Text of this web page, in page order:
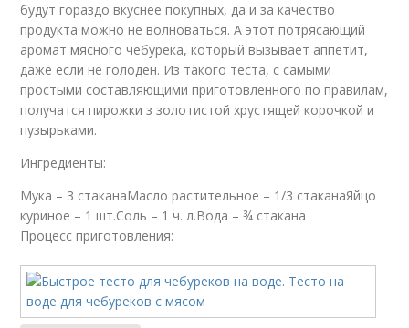
будут гораздо вкуснее покупных, да и за качество
продукта можно не волноваться. А этот потрясающий
аромат мясного чебурека, который вызывает аппетит,
даже если не голоден. Из такого теста, с самыми
простыми составляющими приготовленного по правилам,
получатся пирожки з золотистой хрустящей корочкой и
пузырьками.
Ингредиенты:
Мука – 3 стаканаМасло растительное – 1/3 стаканаЯйцо
куриное – 1 шт.Соль – 1 ч. л.Вода – ¾ стакана
Процесс приготовления: